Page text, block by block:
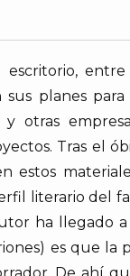
sus planes
y otras
Tras el
estos
literario del
ha llegado
es que la